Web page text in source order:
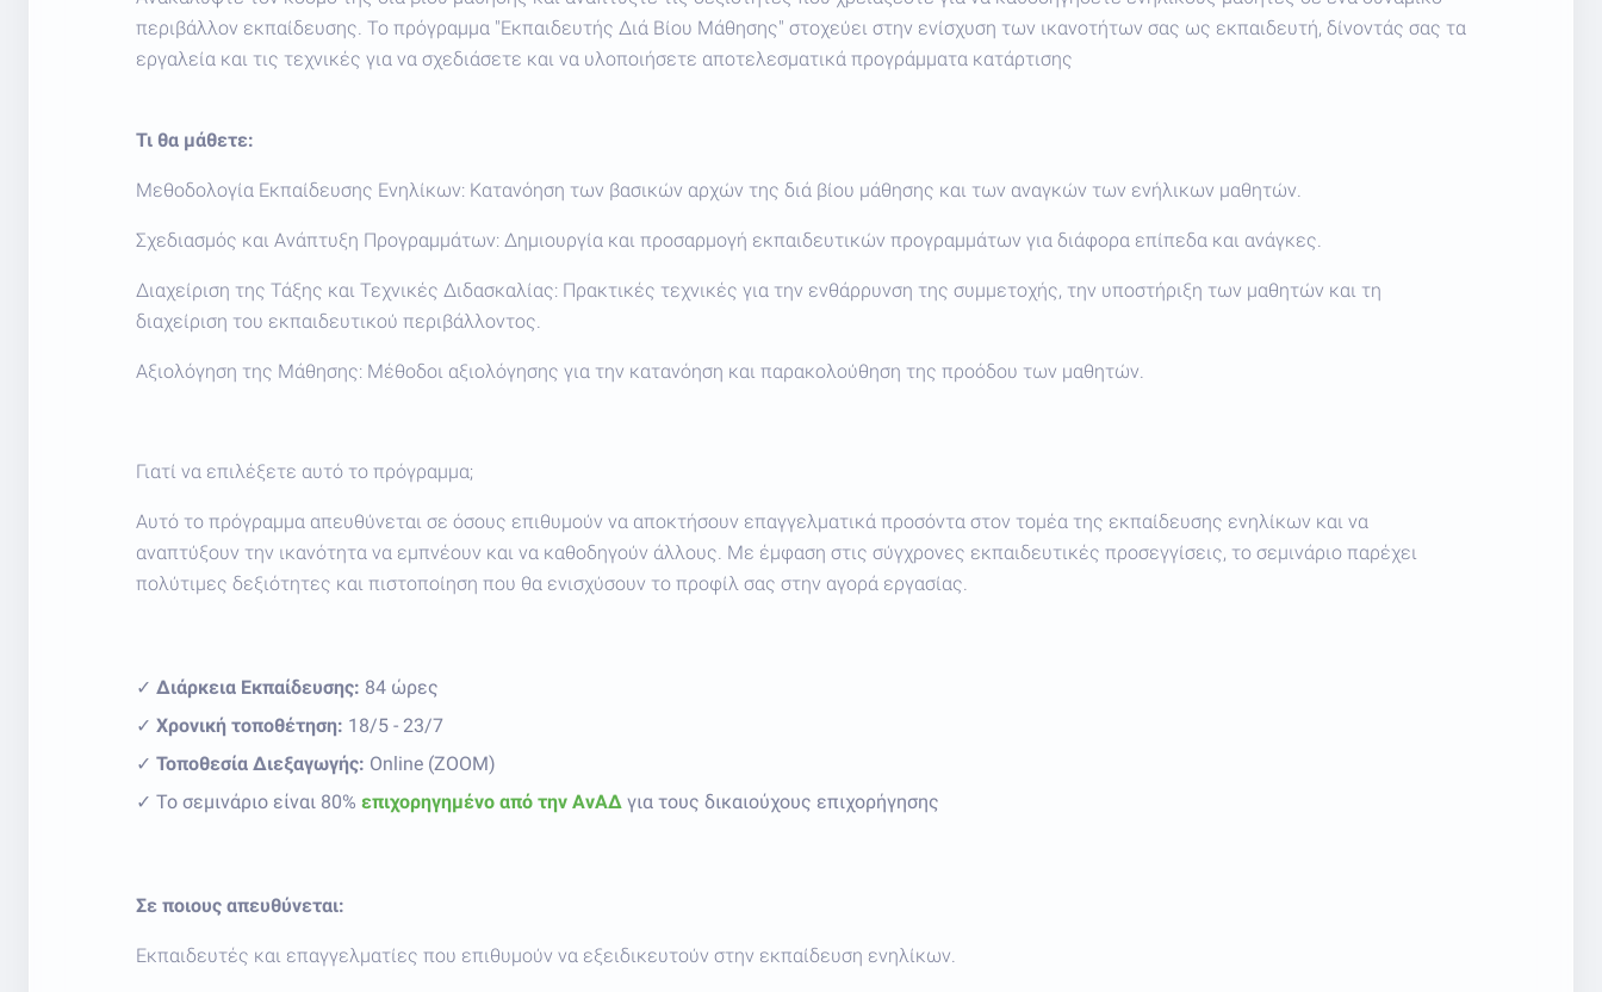
περιβάλλον εκπαίδευσης. Το πρόγραμμα "Εκπαιδευτής Διά Βίου Μάθησης" στοχεύει στην ενίσχυση των ικανοτήτων σας ως εκπαιδευτή, δίνοντάς σας τα
εργαλεία και τις τεχνικές για να σχεδιάσετε και να υλοποιήσετε αποτελεσματικά προγράμματα κατάρτισης
Τι θα μάθετε:
Μεθοδολογία Εκπαίδευσης Ενηλίκων: Κατανόηση των βασικών αρχών της διά βίου μάθησης και των αναγκών των ενήλικων μαθητών.
Σχεδιασμός και Ανάπτυξη Προγραμμάτων: Δημιουργία και προσαρμογή εκπαιδευτικών προγραμμάτων για διάφορα επίπεδα και ανάγκες.
Διαχείριση της Τάξης και Τεχνικές Διδασκαλίας: Πρακτικές τεχνικές για την ενθάρρυνση της συμμετοχής, την υποστήριξη των μαθητών και τη
διαχείριση του εκπαιδευτικού περιβάλλοντος.
Αξιολόγηση της Μάθησης: Μέθοδοι αξιολόγησης για την κατανόηση και παρακολούθηση της προόδου των μαθητών.
Γιατί να επιλέξετε αυτό το πρόγραμμα;
Αυτό το πρόγραμμα απευθύνεται σε όσους επιθυμούν να αποκτήσουν επαγγελματικά προσόντα στον τομέα της εκπαίδευσης ενηλίκων και να
αναπτύξουν την ικανότητα να εμπνέουν και να καθοδηγούν άλλους. Με έμφαση στις σύγχρονες εκπαιδευτικές προσεγγίσεις, το σεμινάριο παρέχει
πολύτιμες δεξιότητες και πιστοποίηση που θα ενισχύσουν το προφίλ σας στην αγορά εργασίας.
✓ Διάρκεια Εκπαίδευσης: 84 ώρες
✓ Χρονική τοποθέτηση: 18/5 - 23/7
✓ Τοποθεσία Διεξαγωγής: Online (ZOOM)
✓ Το σεμινάριο είναι 80% επιχορηγημένο από την ΑνΑΔ για τους δικαιούχους επιχορήγησης
Σε ποιους απευθύνεται:
Εκπαιδευτές και επαγγελματίες που επιθυμούν να εξειδικευτούν στην εκπαίδευση ενηλίκων.